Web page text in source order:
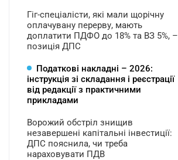
Гіг-спеціалісти, які мали щорічну
оплачувану перерву, мають
доплатити ПДФО до 18% та ВЗ 5%, –
позиція ДПС
Податкові накладні – 2026:
інструкція зі складання і реєстрації
від редакції з практичними
прикладами
Ворожий обстріл знищив
незавершені капітальні інвестиції:
ДПС пояснила, чи треба
нараховувати ПДВ